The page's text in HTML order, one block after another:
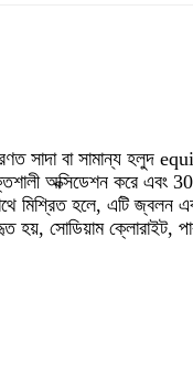
সাদা বা সামান্য হলুদ
অক্সিডেশন করে এবং
মিশ্রিত হলে, এটি জ্বলন
হয়, সোডিয়াম ক্লোরাইট,